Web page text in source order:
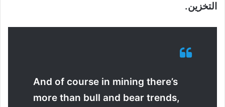
التخزين.
And of course in mining there’s
more than bull and bear trends,